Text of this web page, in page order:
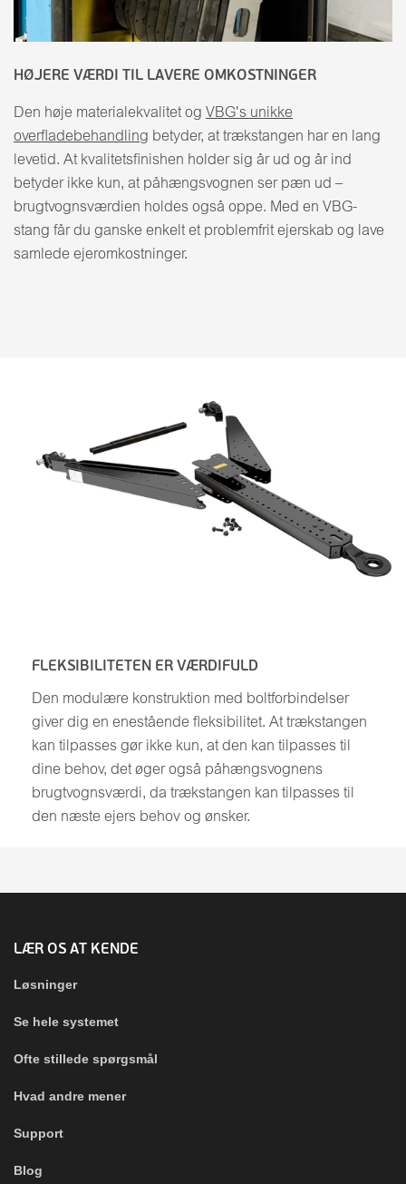
HØJERE VÆRDI TIL LAVERE OMKOSTNINGER
Den høje materialekvalitet og VBG's unikke
overfladebehandling betyder, at trækstangen har en lang
levetid. At kvalitetsfinishen holder sig år ud og år ind
betyder ikke kun, at påhængsvognen ser pæn ud –
brugtvognsværdien holdes også oppe. Med en VBG-
stang får du ganske enkelt et problemfrit ejerskab og lave
samlede ejeromkostninger.
FLEKSIBILITETEN ER VÆRDIFULD
Den modulære konstruktion med boltforbindelser
giver dig en enestående fleksibilitet. At trækstangen
kan tilpasses gør ikke kun, at den kan tilpasses til
dine behov, det øger også påhængsvognens
brugtvognsværdi, da trækstangen kan tilpasses til
den næste ejers behov og ønsker.
LÆR OS AT KENDE
Løsninger
Se hele systemet
Ofte stillede spørgsmål
Hvad andre mener
Support
Blog